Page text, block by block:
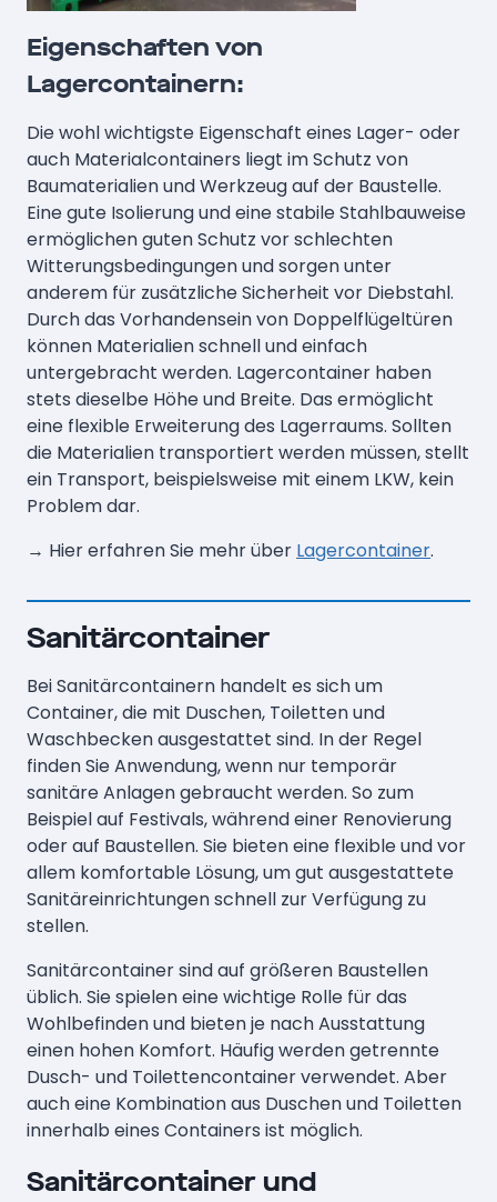
Eigenschaften von
Lagercontainern:
Die wohl wichtigste Eigenschaft eines Lager- oder
auch Materialcontainers liegt im Schutz von
Baumaterialien und Werkzeug auf der Baustelle.
Eine gute Isolierung und eine stabile Stahlbauweise
ermöglichen guten Schutz vor schlechten
Witterungsbedingungen und sorgen unter
anderem für zusätzliche Sicherheit vor Diebstahl.
Durch das Vorhandensein von Doppelflügeltüren
können Materialien schnell und einfach
untergebracht werden. Lagercontainer haben
stets dieselbe Höhe und Breite. Das ermöglicht
eine flexible Erweiterung des Lagerraums. Sollten
die Materialien transportiert werden müssen, stellt
ein Transport, beispielsweise mit einem LKW, kein
Problem dar.
→ Hier erfahren Sie mehr über Lagercontainer.
Sanitärcontainer
Bei Sanitärcontainern handelt es sich um
Container, die mit Duschen, Toiletten und
Waschbecken ausgestattet sind. In der Regel
finden Sie Anwendung, wenn nur temporär
sanitäre Anlagen gebraucht werden. So zum
Beispiel auf Festivals, während einer Renovierung
oder auf Baustellen. Sie bieten eine flexible und vor
allem komfortable Lösung, um gut ausgestattete
Sanitäreinrichtungen schnell zur Verfügung zu
stellen.
Sanitärcontainer sind auf größeren Baustellen
üblich. Sie spielen eine wichtige Rolle für das
Wohlbefinden und bieten je nach Ausstattung
einen hohen Komfort. Häufig werden getrennte
Dusch- und Toilettencontainer verwendet. Aber
auch eine Kombination aus Duschen und Toiletten
innerhalb eines Containers ist möglich.
Sanitärcontainer und